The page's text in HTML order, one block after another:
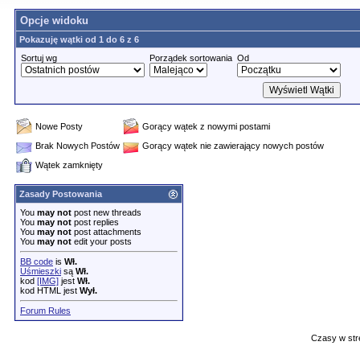
Opcje widoku
Pokazuję wątki od 1 do 6 z 6
Sortuj wg
Porządek sortowania Od
Nowe Posty
Gorący wątek z nowymi postami
Brak Nowych Postów
Gorący wątek nie zawierający nowych postów
Wątek zamknięty
Zasady Postowania
You may not post new threads
You may not post replies
You may not post attachments
You may not edit your posts
BB code is Wł.
Uśmieszki są Wł.
kod [IMG] jest Wł.
kod HTML jest Wył.
Forum Rules
Czasy w